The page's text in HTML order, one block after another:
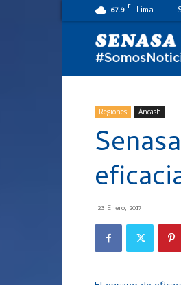
67.9 F Lima
Regiones Áncash
23 Enero, 2017